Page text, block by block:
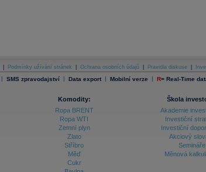
Podmínky užívání stránek Ochrana osobních údajů Pravidla diskuse
| SMS zpravodajství | Data export | Mobilní verze | R= Real-Time
Komodity:
Ropa BRENT
Ropa WTI
Zemní plyn
Zlato
Stříbro
Měď
Cukr
Škola
Akademie
Investiční
Investiční
Akciový
Semináře
Měnová